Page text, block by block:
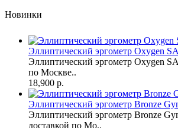
Новинки
Эллиптический эргометр Oxygen
Эллиптический эргометр Oxygen
по Москве..
18,900 р.
Эллиптический эргометр Bronze
Эллиптический эргометр Bronze
доставкой по Мо..